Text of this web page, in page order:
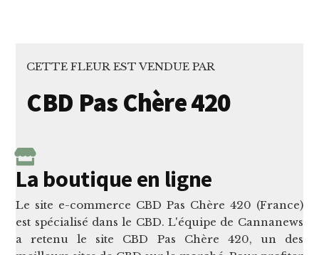
CETTE FLEUR EST VENDUE PAR
CBD Pas Chère 420
La boutique en ligne
Le site e-commerce CBD Pas Chère 420 (France)
est spécialisé dans le CBD. L'équipe de Cannanews
a retenu le site CBD Pas Chère 420, un des